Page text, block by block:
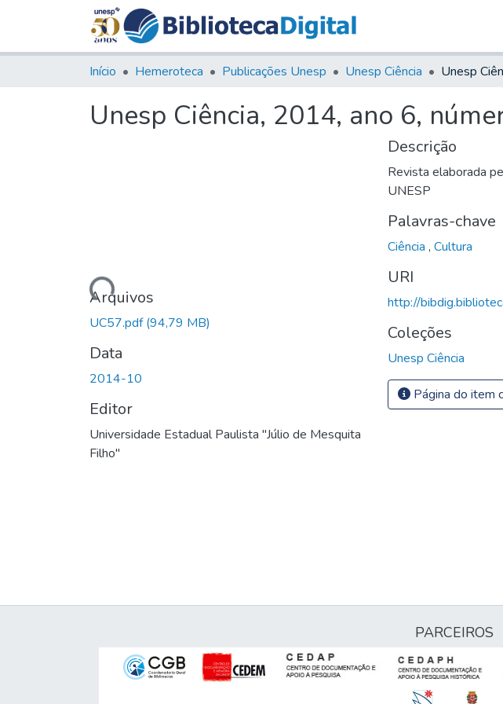
Início Hemeroteca Publicações Unesp Unesp Ciência
Unesp Ciência, 2014, ano 6,
Carregando...Arquivos
UC57.pdf(94,79 MB)
Data
2014-10
Editor
Universidade Estadual Paulista "Júlio de Mesquita
Filho"
Descrição
Revista elaborada
UNESP
Palavras-chave
Ciência , Cultura
URI
http://
Coleções
Unesp Ciência
Página do item
PARCEIROS